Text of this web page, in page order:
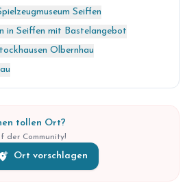
Seiffen
in Seiffen mit Bastelangebot
Olbernhau
tollen Ort?
der Community!
Ort vorschlagen